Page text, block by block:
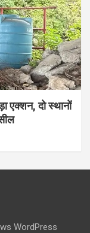
एक्शन, दो स्थानों
WordPress